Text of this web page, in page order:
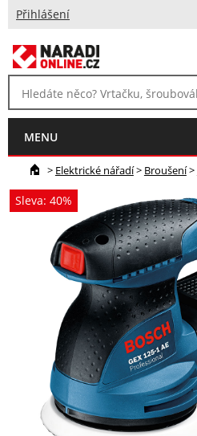
Přihlášení
MENU
> Elektrické nářadí> Broušení>
Sleva: 40%